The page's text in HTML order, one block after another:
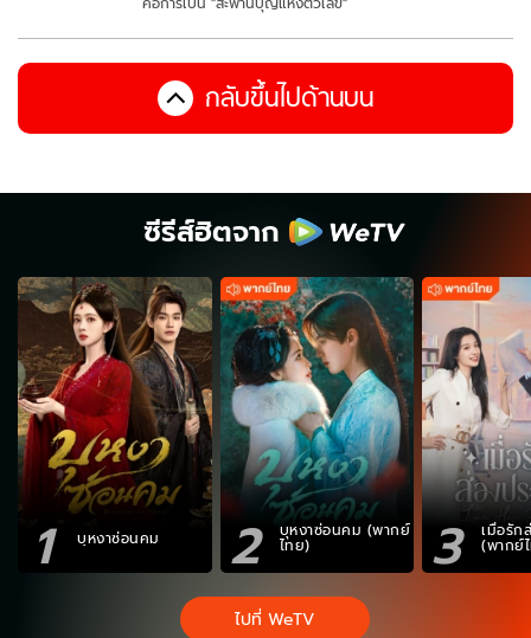
กลับขึ้นไปด้านบน
ซีรีส์ฮิตจาก
1 บุหงาซ่อนคม 2 บุหงาซ่อนคม (พากย์
ไทย) 3 เมื่อรัก
(พากย์
ไปที่ WeTV